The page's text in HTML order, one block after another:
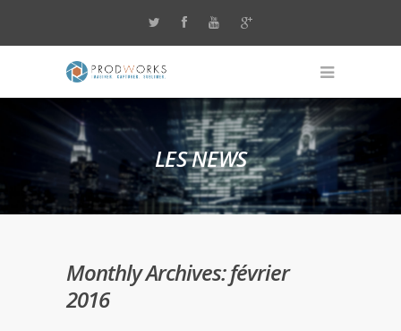
LES NEWS
Monthly Archives: février
2016